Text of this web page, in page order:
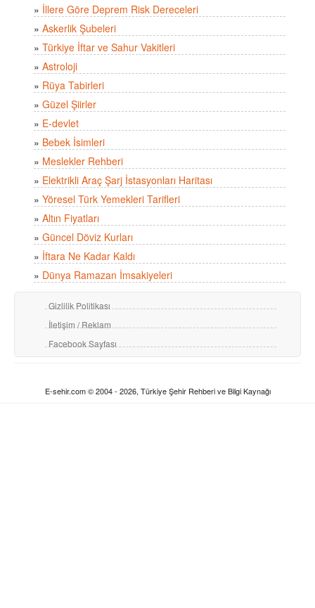
» İllere Göre Deprem Risk Dereceleri
» Askerlik Şubeleri
» Türkiye İftar ve Sahur Vakitleri
» Astroloji
» Rüya Tabirleri
» Güzel Şiirler
» E-devlet
» Bebek İsimleri
» Meslekler Rehberi
» Elektrikli Araç Şarj İstasyonları Haritası
» Yöresel Türk Yemekleri Tarifleri
» Altın Fiyatları
» Güncel Döviz Kurları
» İftara Ne Kadar Kaldı
» Dünya Ramazan İmsakiyeleri
Gizlilik Politikası
İletişim / Reklam
Facebook Sayfası
E-sehir.com © 2004 - 2026, Türkiye Şehir Rehberi ve Bilgi Kaynağı